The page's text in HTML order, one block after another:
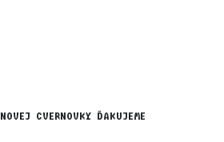
CVERNOVKY ĎAKUJEME